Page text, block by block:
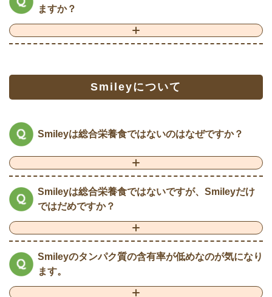
ますか？
Smileyについて
Smileyは総合栄養食ではないのはなぜですか？
Smileyは総合栄養食ではないですが、Smileyだけ
ではだめですか？
Smileyのタンパク質の含有率が低めなのが気になり
ます。